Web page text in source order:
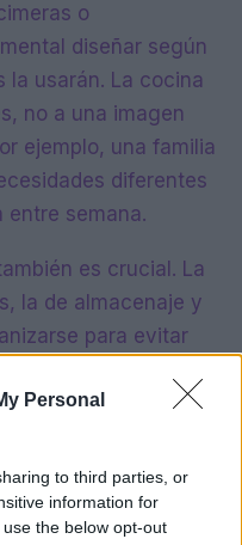
Personal
to third parties, or
information for
the below opt-out
o
diseñar según
la usarán. La cocina
no a una imagen
ejemplo, una familia
diferentes
entre semana.
es crucial. La
la de almacenaje y
para evitar
las alturas y
debería estar
pasillos deben ser